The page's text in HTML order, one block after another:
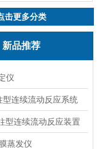
击更多分类
新品推荐
仪
型连续流动反应系统
型连续流动反应装置
蒸发仪